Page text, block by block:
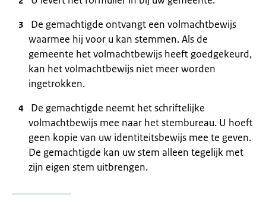
De gemachtigde ontvangt een volmachtbewijs
waarmee hij voor u kan stemmen. Als de
gemeente het volmachtbewijs heeft goedgekeurd,
kan het volmachtbewijs niet meer worden
ingetrokken.
De gemachtigde neemt het schriftelijke
volmachtbewijs mee naar het stembureau. U hoeft
geen kopie van uw identiteitsbewijs mee te geven.
De gemachtigde kan uw stem alleen tegelijk met
zijn eigen stem uitbrengen.